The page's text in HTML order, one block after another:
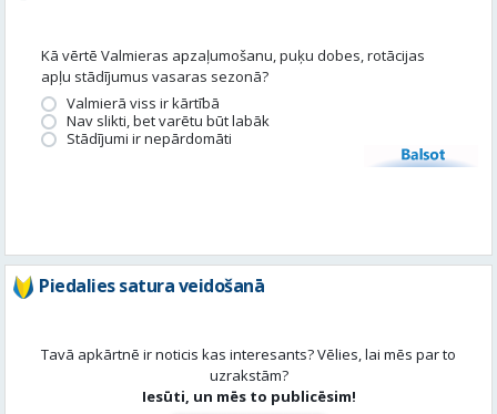
Kā vērtē Valmieras apzaļumošanu, puķu dobes, rotācijas
apļu stādījumus vasaras sezonā?
Valmierā viss ir kārtībā
Nav slikti, bet varētu būt labāk
Stādījumi ir nepārdomāti
Balsot
Piedalies satura veidošanā
Tavā apkārtnē ir noticis kas interesants? Vēlies, lai mēs par to
uzrakstām?
Iesūti, un mēs to publicēsim!